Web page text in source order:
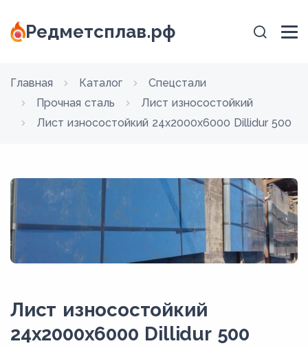
Редметсплав.рф
Главная Каталог
Спецстали
Прочная сталь
Лист износостойкий
Лист износостойкий 24x2000x6000 Dillidur 500
Лист износостойкий
24x2000x6000 Dillidur 500